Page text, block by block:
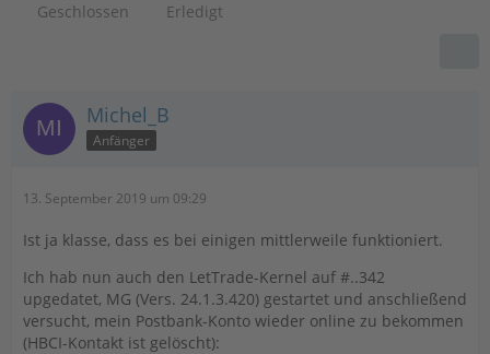
Geschlossen
Erledigt
Michel_B
Anfänger
13. September 2019 um 09:29
Ist ja klasse, dass es bei einigen mittlerweile funktioniert.
Ich hab nun auch den LetTrade-Kernel auf #..342
upgedatet, MG (Vers. 24.1.3.420) gestartet und anschließend
versucht, mein Postbank-Konto wieder online zu bekommen
(HBCI-Kontakt ist gelöscht):